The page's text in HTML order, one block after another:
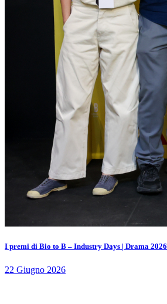
I premi di Bio to B – Industry Days | Drama 2026
22 Giugno 2026